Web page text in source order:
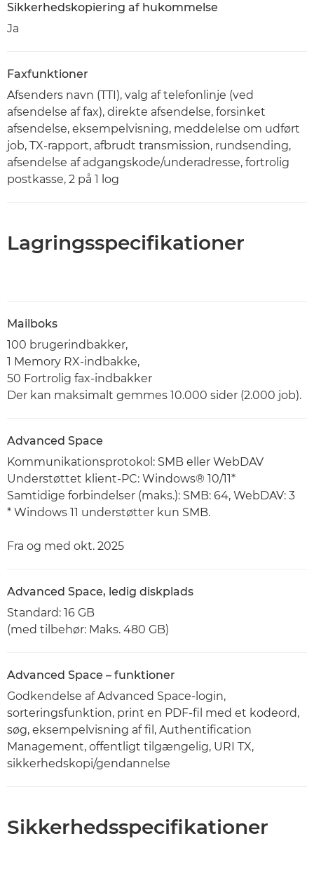
Sikkerhedskopiering af hukommelse
Ja
Faxfunktioner
Afsenders navn (TTI), valg af telefonlinje (ved
afsendelse af fax), direkte afsendelse, forsinket
afsendelse, eksempelvisning, meddelelse om udført
job, TX-rapport, afbrudt transmission, rundsending,
afsendelse af adgangskode/underadresse, fortrolig
postkasse, 2 på 1 log
Lagringsspecifikationer
Mailboks
100 brugerindbakker,
1 Memory RX-indbakke,
50 Fortrolig fax-indbakker
Der kan maksimalt gemmes 10.000 sider (2.000 job).
Advanced Space
Kommunikationsprotokol: SMB eller WebDAV
Understøttet klient-PC: Windows® 10/11*
Samtidige forbindelser (maks.): SMB: 64, WebDAV: 3
* Windows 11 understøtter kun SMB.
Fra og med okt. 2025
Advanced Space, ledig diskplads
Standard: 16 GB
(med tilbehør: Maks. 480 GB)
Advanced Space – funktioner
Godkendelse af Advanced Space-login,
sorteringsfunktion, print en PDF-fil med et kodeord,
søg, eksempelvisning af fil, Authentification
Management, offentligt tilgængelig, URI TX,
sikkerhedskopi/gendannelse
Sikkerhedsspecifikationer